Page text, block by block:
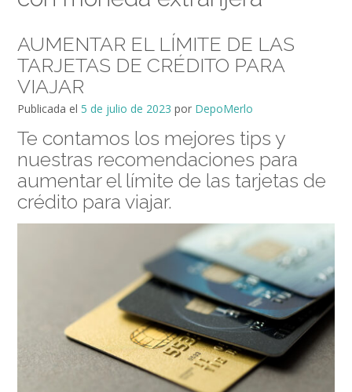
AUMENTAR EL LÍMITE DE LAS
TARJETAS DE CRÉDITO PARA
VIAJAR
Publicada el 5 de julio de 2023 por DepoMerlo
Te contamos los mejores tips y
nuestras recomendaciones para
aumentar el límite de las tarjetas de
crédito para viajar.